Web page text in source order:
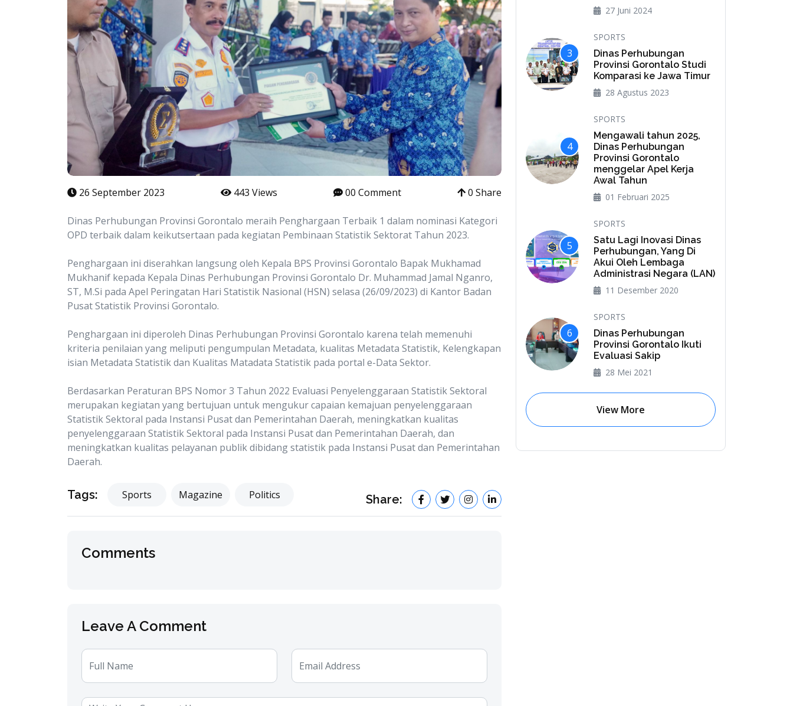
26 September 2023 443 Views 00 Comment 0 Share
Dinas Perhubungan Provinsi Gorontalo meraih Penghargaan Terbaik 1 dalam nominasi Kategori
OPD terbaik dalam keikutsertaan pada kegiatan Pembinaan Statistik Sektorat Tahun 2023.
Penghargaan ini diserahkan langsung oleh Kepala BPS Provinsi Gorontalo Bapak Mukhamad
Mukhanif kepada Kepala Dinas Perhubungan Provinsi Gorontalo Dr. Muhammad Jamal Nganro,
ST, M.Si pada Apel Peringatan Hari Statistik Nasional (HSN) selasa (26/09/2023) di Kantor Badan
Pusat Statistik Provinsi Gorontalo.
Penghargaan ini diperoleh Dinas Perhubungan Provinsi Gorontalo karena telah memenuhi
kriteria penilaian yang meliputi pengumpulan Metadata, kualitas Metadata Statistik, Kelengkapan
isian Metadata Statistik dan Kualitas Matadata Statistik pada portal e-Data Sektor.
Berdasarkan Peraturan BPS Nomor 3 Tahun 2022 Evaluasi Penyelenggaraan Statistik Sektoral
merupakan kegiatan yang bertujuan untuk mengukur capaian kemajuan penyelenggaraan
Statistik Sektoral pada Instansi Pusat dan Pemerintahan Daerah, meningkatkan kualitas
penyelenggaraan Statistik Sektoral pada Instansi Pusat dan Pemerintahan Daerah, dan
meningkatkan kualitas pelayanan publik dibidang statistik pada Instansi Pusat dan Pemerintahan
Daerah.
Tags: Sports Magazine Politics Share:
Comments
Leave A Comment
27 Juni 2024
3
SPORTS
Dinas Perhubungan
Provinsi Gorontalo Studi
Komparasi ke Jawa Timur
28 Agustus 2023
4
SPORTS
Mengawali tahun 2025,
Dinas Perhubungan
Provinsi Gorontalo
menggelar Apel Kerja
Awal Tahun
01 Februari 2025
5
SPORTS
Satu Lagi Inovasi Dinas
Perhubungan, Yang Di
Akui Oleh Lembaga
Administrasi Negara (LAN)
11 Desember 2020
6
SPORTS
Dinas Perhubungan
Provinsi Gorontalo Ikuti
Evaluasi Sakip
28 Mei 2021
View More